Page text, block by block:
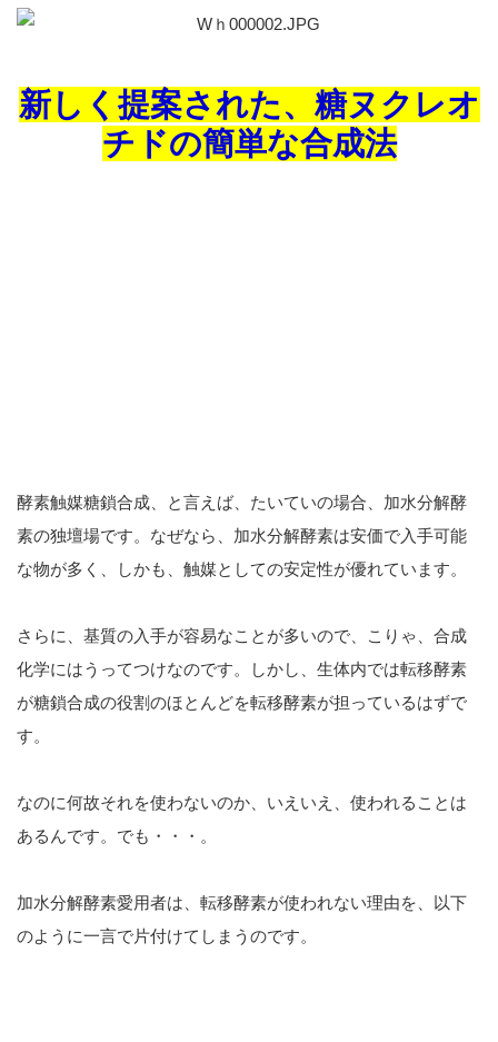
新しく提案された、糖ヌクレオ
チドの簡単な合成法
酵素触媒糖鎖合成、と言えば、たいていの場合、加水分解酵
素の独壇場です。なぜなら、加水分解酵素は安価で入手可能
な物が多く、しかも、触媒としての安定性が優れています。
さらに、基質の入手が容易なことが多いので、こりゃ、合成
化学にはうってつけなのです。しかし、生体内では転移酵素
が糖鎖合成の役割のほとんどを転移酵素が担っているはずで
す。
なのに何故それを使わないのか、いえいえ、使われることは
あるんです。でも・・・。
加水分解酵素愛用者は、転移酵素が使われない理由を、以下
のように一言で片付けてしまうのです。